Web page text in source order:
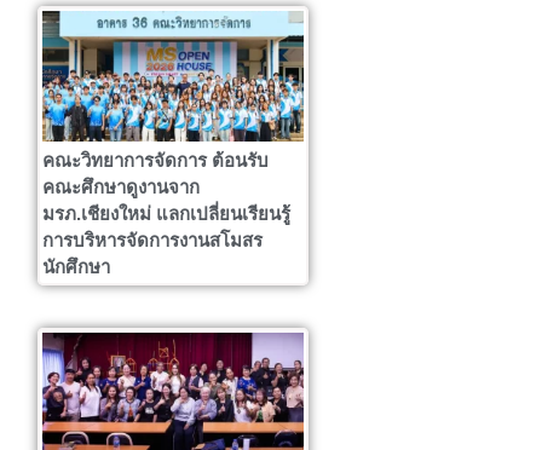
คณะวิทยาการจัดการ ต้อนรับ
คณะศึกษาดูงานจาก
มรภ.เชียงใหม่ แลกเปลี่ยนเรียนรู้
การบริหารจัดการงานสโมสร
นักศึกษา